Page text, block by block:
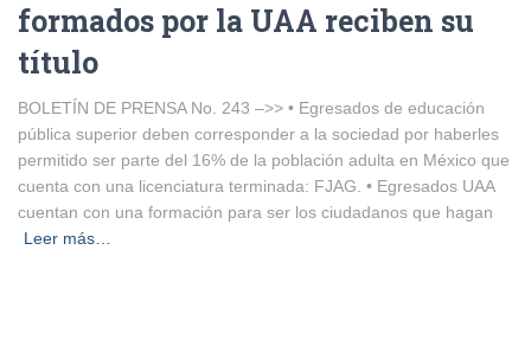
formados por la UAA reciben su
título
BOLETÍN DE PRENSA No. 243 –>> • Egresados de educación
pública superior deben corresponder a la sociedad por haberles
permitido ser parte del 16% de la población adulta en México que
cuenta con una licenciatura terminada: FJAG. • Egresados UAA
cuentan con una formación para ser los ciudadanos que hagan
Leer más…